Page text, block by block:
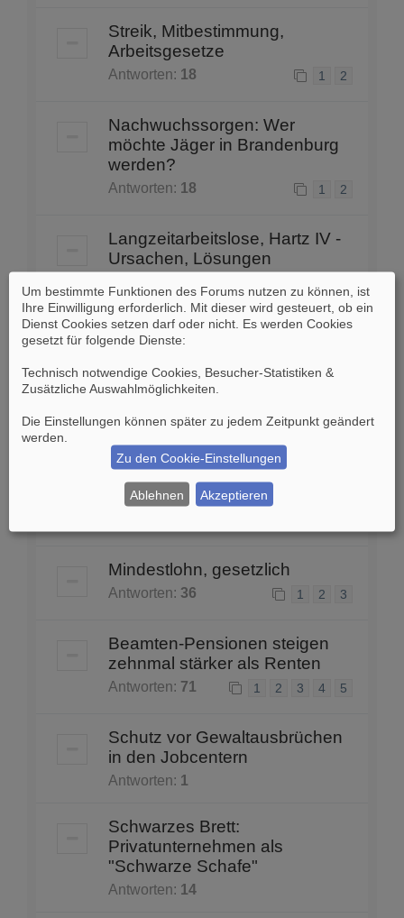
Streik, Mitbestimmung,
Arbeitsgesetze
Antworten: 18 1 2
Nachwuchssorgen: Wer
möchte Jäger in Brandenburg
werden?
Antworten: 18 1 2
Langzeitarbeitslose, Hartz IV -
Ursachen, Lösungen
5
Mindestlohn
Antworten:1
Bilanz seit der Einführung des
ALG II
Mindestlohn, gesetzlich
Antworten: 36 1 2 3
Beamten-Pensionen steigen
zehnmal stärker als Renten
Antworten: 71 1 2 3 4 5
Schutz vor Gewaltausbrüchen
in den Jobcentern
Antworten: 1
Schwarzes Brett:
Privatunternehmen als
"Schwarze Schafe"
Antworten: 14
Um bestimmte Funktionen des Forums nutzen zu können, ist
Ihre Einwilligung erforderlich. Mit dieser wird gesteuert, ob ein
Dienst Cookies setzen darf oder nicht. Es werden Cookies
gesetzt für folgende Dienste:
Technisch notwendige Cookies, Besucher-Statistiken &
Zusätzliche Auswahlmöglichkeiten
Die Einstellungen können später zu jedem Zeitpunkt geändert
werden.
Zu den Cookie-Einstellungen
Ablehnen Akzeptieren